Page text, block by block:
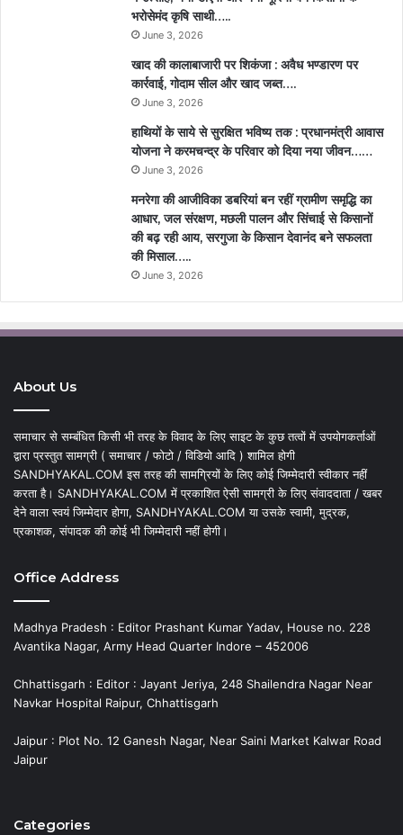
भरोसेमंद कृषि साथी…..
June 3, 2026
खाद की कालाबाजारी पर शिकंजा : अवैध भण्डारण पर
कार्रवाई, गोदाम सील और खाद जब्त….
June 3, 2026
हाथियों के साये से सुरक्षित भविष्य तक : प्रधानमंत्री आवास
योजना ने करमचन्द्र के परिवार को दिया नया जीवन……
June 3, 2026
मनरेगा की आजीविका डबरियां बन रहीं ग्रामीण समृद्धि का
आधार, जल संरक्षण, मछली पालन और सिंचाई से किसानों
की बढ़ रही आय, सरगुजा के किसान देवानंद बने सफलता
की मिसाल…..
June 3, 2026
About Us
समाचार से सम्बंधित किसी भी तरह के विवाद के लिए साइट के कुछ तत्वों में उपयोगकर्ताओं
द्वारा प्रस्तुत सामग्री ( समाचार / फोटो / विडियो आदि ) शामिल होगी
SANDHYAKAL.COM इस तरह की सामग्रियों के लिए कोई जिम्मेदारी स्वीकार नहीं
करता है। SANDHYAKAL.COM में प्रकाशित ऐसी सामग्री के लिए संवाददाता / खबर
देने वाला स्वयं जिम्मेदार होगा, SANDHYAKAL.COM या उसके स्वामी, मुद्रक,
प्रकाशक, संपादक की कोई भी जिम्मेदारी नहीं होगी।
Office Address
Madhya Pradesh : Editor Prashant Kumar Yadav, House no. 228
Avantika Nagar, Army Head Quarter Indore – 452006
Chhattisgarh : Editor : Jayant Jeriya, 248 Shailendra Nagar Near
Navkar Hospital Raipur, Chhattisgarh
Jaipur : Plot No. 12 Ganesh Nagar, Near Saini Market Kalwar Road
Jaipur
Categories